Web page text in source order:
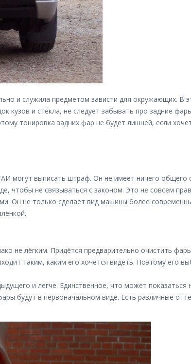
и служила предметом зависти для окружающих. В
кузов и стёкла, не следует забывать про задние
тонировка задних фар не будет лишней, если
могут выписать штраф. Он не имеет ничего
не связываться с законом. Это не совсем
Он не только сделает вид машины более
не лёгким. Придётся предварительно очистить
таким, каким его хочется видеть. Поэтому его
и легче. Единственное, что может
будут в первоначальном виде. Есть различные